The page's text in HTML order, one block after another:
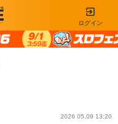
ログイン
2026 05.09 13:20